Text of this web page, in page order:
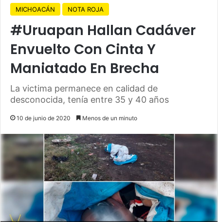
MICHOACÁN NOTA ROJA
#Uruapan Hallan Cadáver
Envuelto Con Cinta Y
Maniatado En Brecha
La victima permanece en calidad de
desconocida, tenía entre 35 y 40 años
10 de junio de 2020 Menos de un minuto